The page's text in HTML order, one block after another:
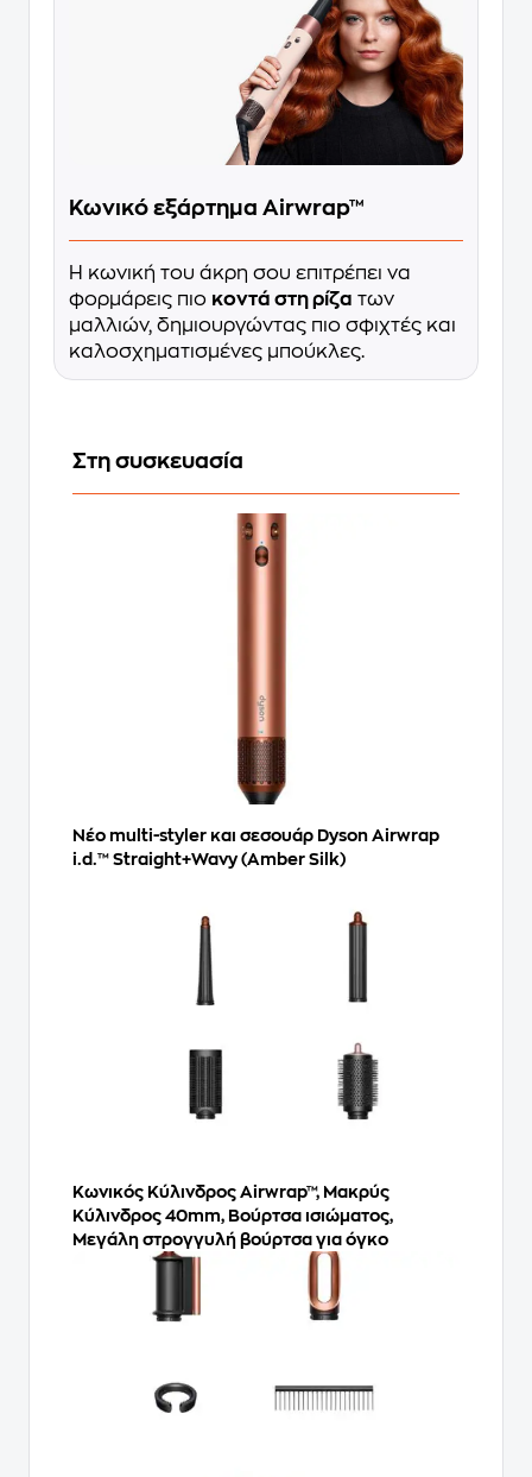
Κωνικό εξάρτημα Airwrap™
Η κωνική του άκρη σου επιτρέπει να
φορμάρεις πιο κοντά στη ρίζα των
μαλλιών, δημιουργώντας πιο σφιχτές και
καλοσχηματισμένες μπούκλες.
Στη συσκευασία
Νέο multi-styler και σεσουάρ Dyson Airwrap
i.d.™ Straight+Wavy (Amber Silk)
Κωνικός Κύλινδρος Airwrap™, Μακρύς
Κύλινδρος 40mm, Βούρτσα ισιώματος,
Μεγάλη στρογγυλή βούρτσα για όγκο